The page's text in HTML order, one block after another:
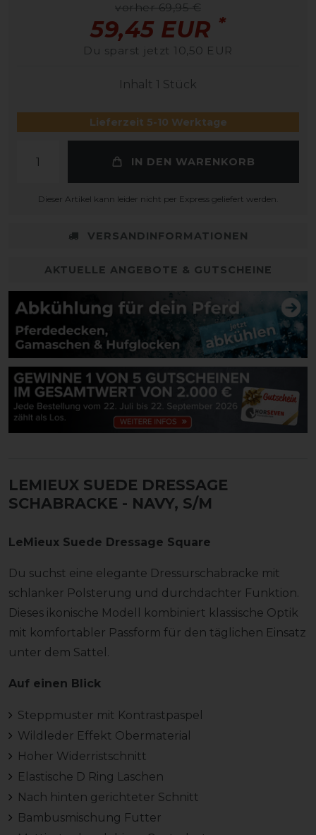
vorher 69,95 €
59,45 EUR *
Du sparst jetzt 10,50 EUR
Inhalt 1 Stück
Lieferzeit 5-10 Werktage
IN DEN WARENKORB
Dieser Artikel kann leider nicht per Express geliefert werden.
VERSANDINFORMATIONEN
AKTUELLE ANGEBOTE & GUTSCHEINE
LEMIEUX SUEDE DRESSAGE
SCHABRACKE - NAVY, S/M
LeMieux Suede Dressage Square
Du suchst eine elegante Dressurschabracke mit
schlanker Polsterung und durchdachter Funktion.
Dieses ikonische Modell kombiniert klassische Optik
mit komfortabler Passform für den täglichen Einsatz
unter dem Sattel.
Auf einen Blick
Steppmuster mit Kontrastpaspel
Wildleder Effekt Obermaterial
Hoher Widerristschnitt
Elastische D Ring Laschen
Nach hinten gerichteter Schnitt
Bambusmischung Futter